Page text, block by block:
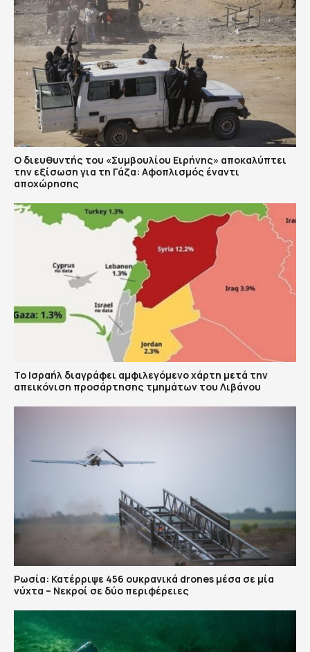
Ο διευθυντής του «Συμβουλίου Ειρήνης» αποκαλύπτει
την εξίσωση για τη Γάζα: Αφοπλισμός έναντι
αποχώρησης
Το Ισραήλ διαγράφει αμφιλεγόμενο χάρτη μετά την
απεικόνιση προσάρτησης τμημάτων του Λιβάνου
Ρωσία: Κατέρριψε 456 ουκρανικά drones μέσα σε μία
νύχτα – Νεκροί σε δύο περιφέρειες